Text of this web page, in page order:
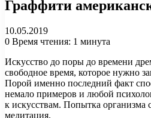
Граффити
10.05.2019
0 Время чтения: 1 минута
Искусство до поры до времени
свободное время, которое нужно
Порой именно последний факт
немало примеров и любой
к искусствам. Попытка организма
медитация.